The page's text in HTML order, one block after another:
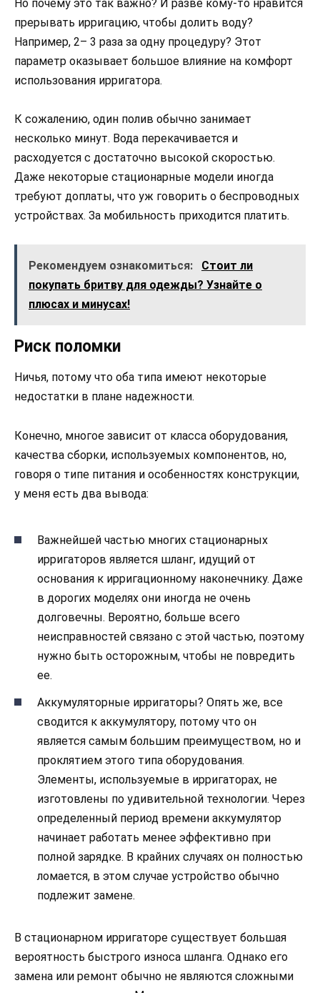
Но почему это так важно? И разве кому-то нравится
прерывать ирригацию, чтобы долить воду?
Например, 2– 3 раза за одну процедуру? Этот
параметр оказывает большое влияние на комфорт
использования ирригатора.
К сожалению, один полив обычно занимает
несколько минут. Вода перекачивается и
расходуется с достаточно высокой скоростью.
Даже некоторые стационарные модели иногда
требуют доплаты, что уж говорить о беспроводных
устройствах. За мобильность приходится платить.
Рекомендуем ознакомиться:
Стоит ли
покупать бритву для одежды? Узнайте о
плюсах и минусах!
Риск поломки
Ничья, потому что оба типа имеют некоторые
недостатки в плане надежности.
Конечно, многое зависит от класса оборудования,
качества сборки, используемых компонентов, но,
говоря о типе питания и особенностях конструкции,
у меня есть два вывода:
Важнейшей частью многих стационарных
ирригаторов является шланг, идущий от
основания к ирригационному наконечнику. Даже
в дорогих моделях они иногда не очень
долговечны. Вероятно, больше всего
неисправностей связано с этой частью, поэтому
нужно быть осторожным, чтобы не повредить
ее.
Аккумуляторные ирригаторы? Опять же, все
сводится к аккумулятору, потому что он
является самым большим преимуществом, но и
проклятием этого типа оборудования.
Элементы, используемые в ирригаторах, не
изготовлены по удивительной технологии. Через
определенный период времени аккумулятор
начинает работать менее эффективно при
полной зарядке. В крайних случаях он полностью
ломается, в этом случае устройство обычно
подлежит замене.
В стационарном ирригаторе существует большая
вероятность быстрого износа шланга. Однако его
замена или ремонт обычно не являются сложными